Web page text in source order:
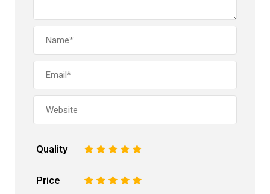
Quality 5
4
3
2
Price 5
4
3
2